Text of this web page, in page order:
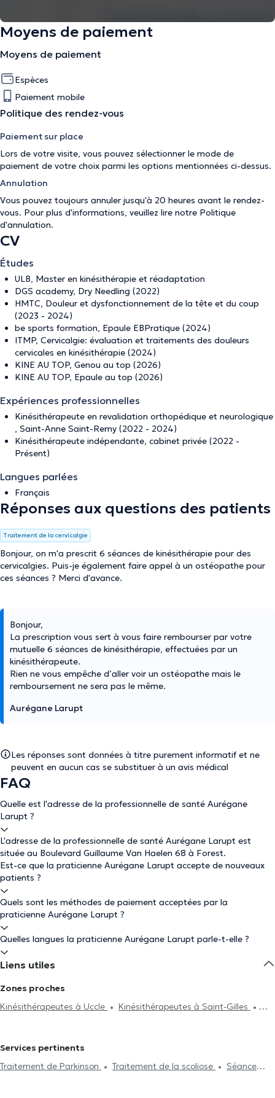
Moyens de paiement
Moyens de paiement
Espèces
Paiement mobile
Politique des rendez-vous
Paiement sur place
Lors de votre visite, vous pouvez sélectionner le mode de
paiement de votre choix parmi les options mentionnées ci-dessus.
Annulation
Vous pouvez toujours annuler jusqu'à 20 heures avant le rendez-
vous. Pour plus d'informations, veuillez lire notre Politique
d'annulation.
CV
Études
ULB, Master en kinésithérapie et réadaptation
DGS academy, Dry Needling (2022)
HMTC, Douleur et dysfonctionnement de la tête et du coup
(2023 - 2024)
be sports formation, Epaule EBPratique (2024)
ITMP, Cervicalgie: évaluation et traitements des douleurs
cervicales en kinésithérapie (2024)
KINE AU TOP, Genou au top (2026)
KINE AU TOP, Epaule au top (2026)
Expériences professionnelles
Kinésithérapeute en revalidation orthopédique et neurologique
, Saint-Anne Saint-Remy (2022 - 2024)
Kinésithérapeute indépendante, cabinet privée (2022 -
Présent)
Langues parlées
Français
Réponses aux questions des patients
Traitement de la cervicalgie
Bonjour, on m'a prescrit 6 séances de kinésithérapie pour des
cervicalgies. Puis-je également faire appel à un ostéopathe pour
ces séances ? Merci d'avance.
Bonjour,
La prescription vous sert à vous faire rembourser par votre
mutuelle 6 séances de kinésithérapie, effectuées par un
kinésithérapeute.
Rien ne vous empêche d’aller voir un ostéopathe mais le
remboursement ne sera pas le même.
Aurégane Larupt
Les réponses sont données à titre purement informatif et ne
peuvent en aucun cas se substituer à un avis médical
FAQ
Quelle est l'adresse de la professionnelle de santé Aurégane
Larupt ?
L'adresse de la professionnelle de santé Aurégane Larupt est
située au Boulevard Guillaume Van Haelen 68 à Forest.
Est-ce que la praticienne Aurégane Larupt accepte de nouveaux
patients ?
Quels sont les méthodes de paiement acceptées par la
praticienne Aurégane Larupt ?
Quelles langues la praticienne Aurégane Larupt parle-t-elle ?
Liens utiles
Zones proches
Kinésithérapeutes à Uccle
Kinésithérapeutes à Saint-Gilles
Ixelles
Kinésithérapeutes à Etterbeek
Kinésithérapeutes à Watermael-Boitsfort
Kinésithérapeutes à
Services pertinents
Traitement de Parkinson
Traitement de la scoliose
Séance